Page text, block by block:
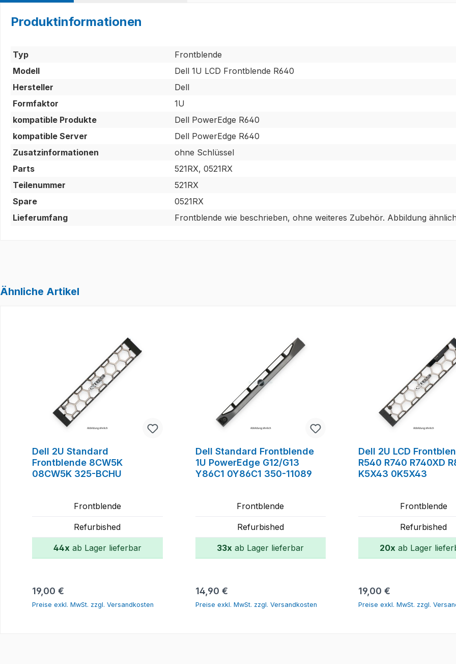
Produktinformationen
Typ
Frontblende
Modell
Dell 1U LCD Frontblende R640
Hersteller
Dell
Formfaktor
1U
kompatible Produkte
Dell PowerEdge R640
kompatible Server
Dell PowerEdge R640
Zusatzinformationen
ohne Schlüssel
Parts
521RX, 0521RX
Teilenummer
521RX
Spare
0521RX
Lieferumfang
Frontblende wie beschrieben, ohne weiteres Zubehör. Abbildung
Ähnliche Artikel
Dell 2U Standard
Frontblende 8CW5K
08CW5K 325-BCHU
Frontblende
Refurbished
44x ab Lager lieferbar
Regulärer Preis:
19,00 €
Preise exkl. MwSt. zzgl. Versandkosten
Dell Standard Frontblende
1U PowerEdge G12/G13
Y86C1 0Y86C1 350-11089
Frontblende
Refurbished
33x ab Lager lieferbar
Regulärer Preis:
14,90 €
Preise exkl. MwSt. zzgl. Versandkosten
Dell 2U LCD
R540 R740 R740XD
K5X43 0K5X43
Frontblende
Refurbished
20x ab Lager
Regulärer Preis:
19,00 €
Preise exkl. MwSt. zzgl.